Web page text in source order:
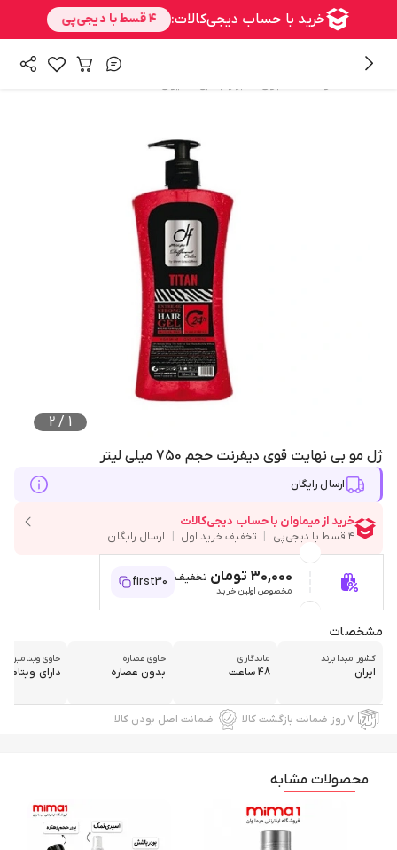
1
/
2
ژل مو بی نهایت قوی دیفرنت حجم 750 میلی لیتر
ارسال رایگان
30,000 تومان تخفیف
مخصوص اولین خرید
first30
مشخصات
کشور مبدا برند
ایران
ماندگاری
48 ساعت
حاوی عصاره
بدون عصاره
حاوی ویتامین
دارای
۷ روز ضمانت بازگشت کالا ضمانت اصل بودن کالا
محصولات مشابه